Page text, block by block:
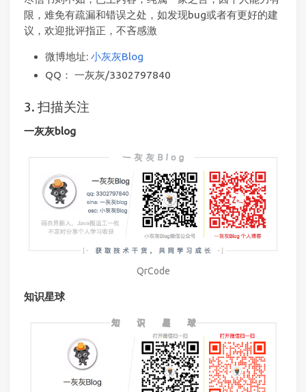
限，难免有疏漏和错误之处，如发现bug或者有更好的建
议，欢迎批评指正，不吝感激
微博地址: 小灰灰Blog
QQ： 一灰灰/3302797840
3. 扫描关注
一灰灰blog
QrCode
知识星球